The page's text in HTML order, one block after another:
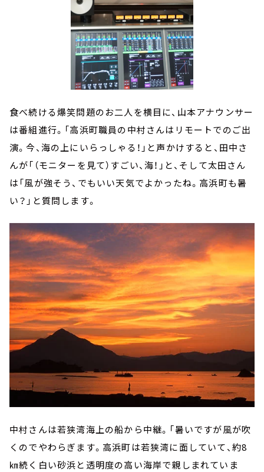
食べ続ける爆笑問題のお二人を横目に、山本アナウンサー
は番組進行。「高浜町職員の中村さんはリモートでのご出
演。今、海の上にいらっしゃる！」と声かけすると、田中さ
んが「（モニターを見て）すごい、海！」と、そして太田さん
は「風が強そう、でもいい天気でよかったね。高浜町も暑
い？」と質問します。
中村さんは若狭湾海上の船から中継。「暑いですが風が吹
くのでやわらぎます。高浜町は若狭湾に面していて、約8
㎞続く白い砂浜と透明度の高い海岸で親しまれていま